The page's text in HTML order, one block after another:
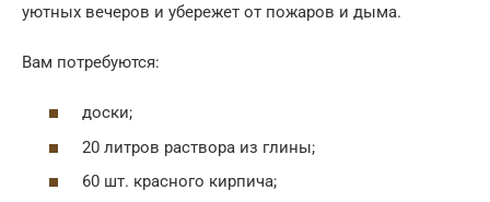
уютных вечеров и убережет от пожаров и дыма.
Вам потребуются:
доски;
20 литров раствора из глины;
60 шт. красного кирпича;